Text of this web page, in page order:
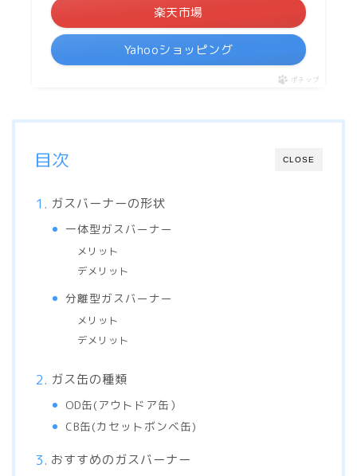
楽天市場
Yahooショッピング
ポチップ
CLOSE
目次
ガスバーナーの形状
一体型ガスバーナー
メリット
デメリット
分離型ガスバーナー
メリット
デメリット
ガス缶の種類
OD缶(アウトドア缶）
CB缶(カセットボンベ缶)
おすすめのガスバーナー